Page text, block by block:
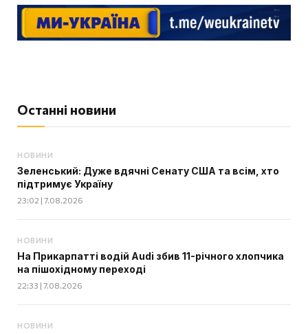
Останні новини
НОВИНИ
Зеленський: Дуже вдячні Сенату США та всім, хто
підтримує Україну
23:02 | 7.08.2026
НОВИНИ
На Прикарпатті водій Audi збив 11-річного хлопчика
на пішохідному переході
22:33 | 7.08.2026
НОВИНИ